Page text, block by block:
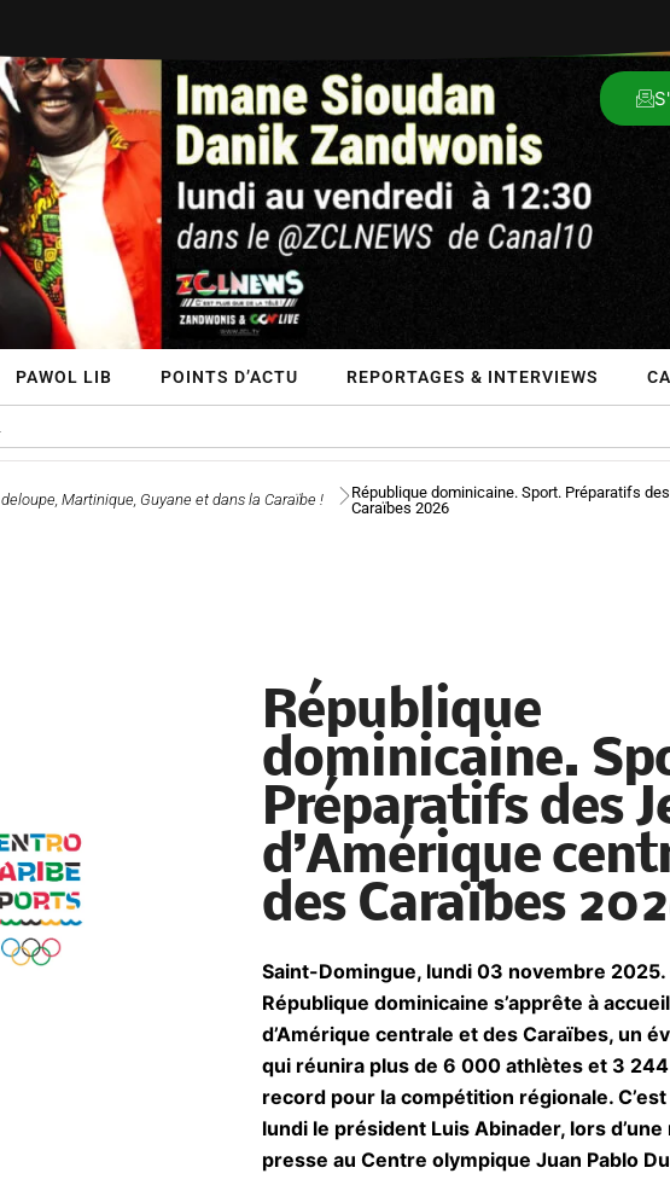
PAWOL LIB POINTS D’ACTU REPORTAGES & INTERVIEWS
Martinique, Guyane et dans la Caraïbe !
République dominicaine. Sport. Préparatifs des
Caraïbes 2026
République
dominicaine.
Préparatifs des
d’Amérique
des Caraïbes
Saint-Domingue, lundi 03 novembre 2025.
République dominicaine s’apprête à
d’Amérique centrale et des Caraïbes, un
qui réunira plus de 6 000 athlètes et 3
record pour la compétition régionale. C’est
lundi le président Luis Abinader, lors
presse au Centre olympique Juan Pablo